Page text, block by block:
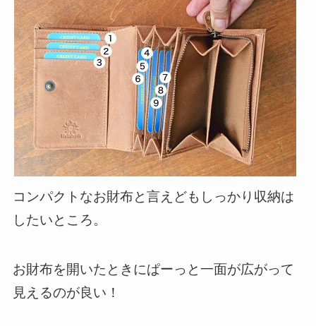
コンパクトなお財布と言えどもしっかり収納は
したいところ。
お財布を開いたときにぱーっと一面が広がって
見えるのが良い！